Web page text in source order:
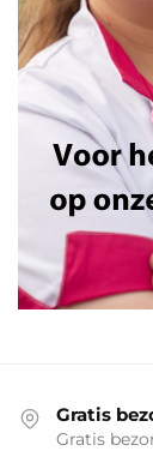
Gratis
Gratis